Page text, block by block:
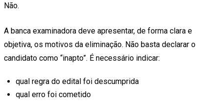
Não.
A banca examinadora deve apresentar, de forma clara e
objetiva, os motivos da eliminação. Não basta declarar o
candidato como “inapto”. É necessário indicar:
qual regra do edital foi descumprida
qual erro foi cometido